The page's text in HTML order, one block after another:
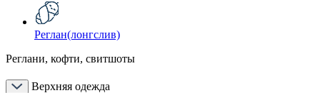
Реглан(лонгслив)
Реглани, кофти, свитшоты
Верхняя одежда